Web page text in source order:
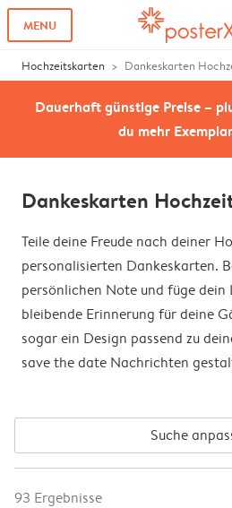
MENU
Hochzeitskarten Dankeskarten
Dauerhaft günstige Preise –
du mehr
Dankeskarten
Teile deine Freude nach deiner
personalisierten Dankeskarten.
persönlichen Note und füge
bleibende Erinnerung für deine
sogar ein Design passend zu
save the date Nachrichten
Suche
93 Ergebnisse